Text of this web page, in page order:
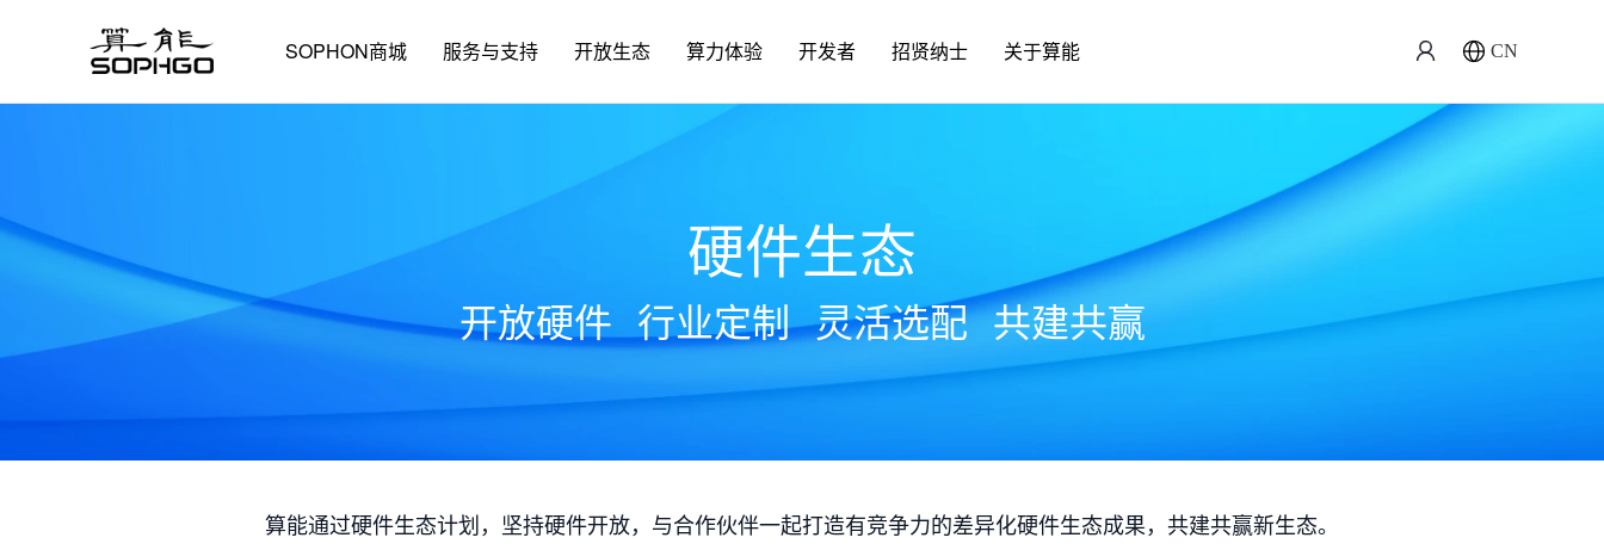
SOPHON商城 服务与支持 开放生态 算力体验 开发者 招贤纳士 关于算能 CN
硬件生态
开放硬件 行业定制 灵活选配 共建共赢
算能通过硬件生态计划，坚持硬件开放，与合作伙伴一起打造有竞争力的差异化硬件生态成果，共建共赢新生态。